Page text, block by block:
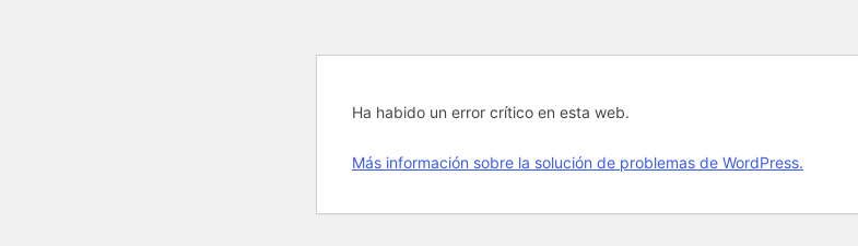
Ha habido un error crítico en esta web.
Más información sobre la solución de problemas de WordPress.